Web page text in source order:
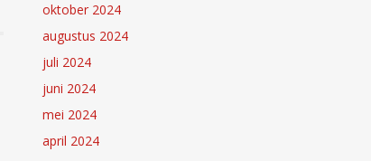
oktober 2024
augustus 2024
juli 2024
juni 2024
mei 2024
april 2024